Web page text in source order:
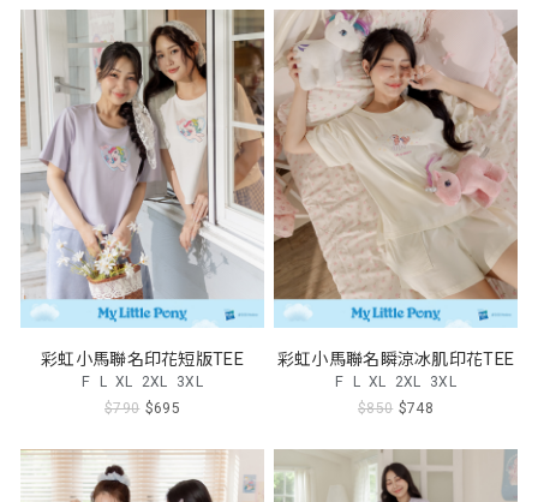
彩虹小馬聯名印花短版TEE
F L XL 2XL 3XL
$790 $695
彩虹小馬聯名瞬涼冰肌印花TEE
F L XL 2XL 3XL
$850 $748